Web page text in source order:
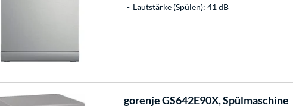
Lautstärke (Spülen): 41 dB
gorenjeGS642E90X, Spülmaschine